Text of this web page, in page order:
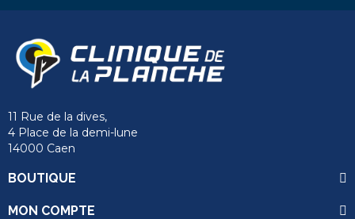
11 Rue de la dives,
4 Place de la demi-lune
14000 Caen
BOUTIQUE
MON COMPTE